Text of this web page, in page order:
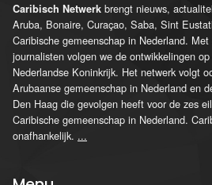
Caribisch Netwerk brengt nieuws,
Aruba, Bonaire, Curaçao, Saba, Sint
Caribische gemeenschap in Nederland.
journalisten volgen we de ontwikkelingen
Nederlandse Koninkrijk. Het netwerk volgt
Arubaanse gemeenschap in Nederland en
Den Haag die gevolgen heeft voor de zes
Caribische gemeenschap in Nederland.
onafhankelijk. ...